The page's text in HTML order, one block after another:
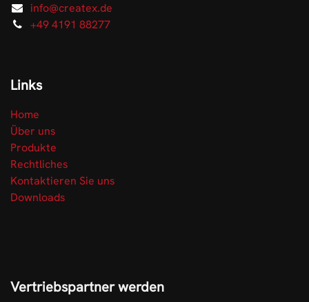
info@createx.de
+49 4191 88277
Links
Home
Über uns
Produkte
Rechtliches
Kontaktieren Sie uns
Downloads
Vertriebspartner werden